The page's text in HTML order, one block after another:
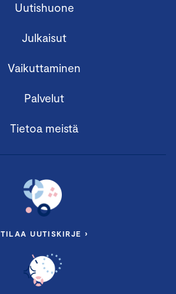
Uutishuone
Julkaisut
Vaikuttaminen
Palvelut
Tietoa meistä
TILAA UUTISKIRJE ›